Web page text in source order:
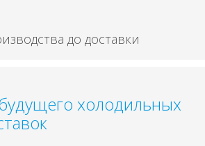
до доставки
холодильных